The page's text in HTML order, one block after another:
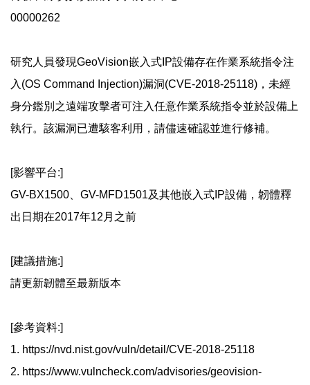
00000262
研究人員發現GeoVision嵌入式IP設備存在作業系統指令注
入(OS Command Injection)漏洞(CVE-2018-25118)，未經
身分鑑別之遠端攻擊者可注入任意作業系統指令並於設備上
執行。該漏洞已遭駭客利用，請儘速確認並進行修補。
[影響平台:]
GV-BX1500、GV-MFD1501及其他嵌入式IP設備，韌體釋
出日期在2017年12月之前
[建議措施:]
請更新韌體至最新版本
[參考資料:]
1. https://nvd.nist.gov/vuln/detail/CVE-2018-25118
2. https://www.vulncheck.com/advisories/geovision-